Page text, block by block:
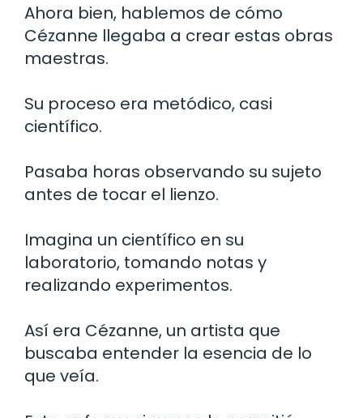
Ahora bien, hablemos de cómo
Cézanne llegaba a crear estas obras
maestras.
Su proceso era metódico, casi
científico.
Pasaba horas observando su sujeto
antes de tocar el lienzo.
Imagina un científico en su
laboratorio, tomando notas y
realizando experimentos.
Así era Cézanne, un artista que
buscaba entender la esencia de lo
que veía.